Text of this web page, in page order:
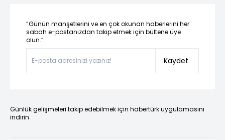
“Günün manşetlerini ve en çok okunan haberlerini her
sabah e-postanızdan takip etmek için bültene üye
olun.”
Kaydet
Günlük gelişmeleri takip edebilmek için habertürk uygulamasını
indirin